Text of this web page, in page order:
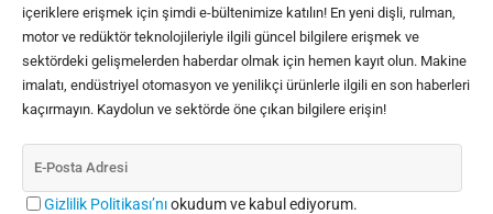
içeriklere erişmek için şimdi e-bültenimize katılın! En yeni dişli, rulman,
motor ve redüktör teknolojileriyle ilgili güncel bilgilere erişmek ve
sektördeki gelişmelerden haberdar olmak için hemen kayıt olun. Makine
imalatı, endüstriyel otomasyon ve yenilikçi ürünlerle ilgili en son haberleri
kaçırmayın. Kaydolun ve sektörde öne çıkan bilgilere erişin!
Gizlilik Politikası’nıokudum ve kabul ediyorum.